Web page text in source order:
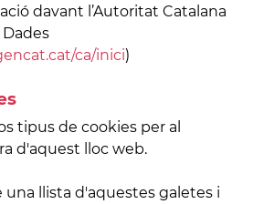
davant l’Autoritat Catalana
ca/inici)
tipus de cookies per al
d'aquest lloc web.
llista d'aquestes galetes i